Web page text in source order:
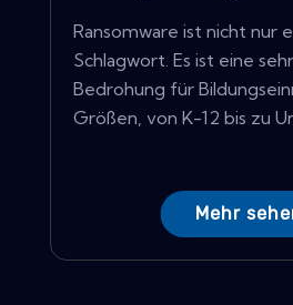
Ransomware ist nicht nur
Schlagwort. Es ist eine
Bedrohung für
Größen, von K-12 bis zu
Mehr